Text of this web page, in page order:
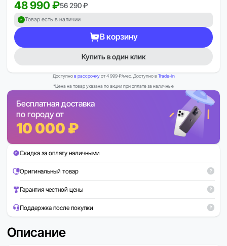
48 990 ₽56 290 ₽
Товар есть в наличии
В корзину
Купить в один клик
Доступнов рассрочкуот 4 999 ₽/мес. Доступно вTrade-in
*Цена на товар указана по акции при оплате за наличные
Бесплатная доставка
по городу от
10 000 ₽
Скидка за оплату наличными
Оригинальный товар
Гарантия честной цены
Поддержка после покупки
Описание